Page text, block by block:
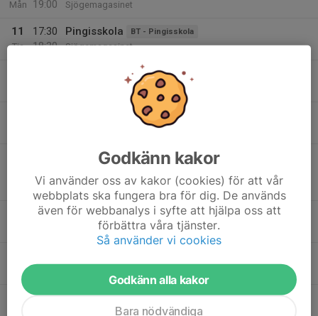
Mån 19:00 Sjögemagasinet
11
Tis
17:30
18:30
Pingisskola BT - Pingisskola
Sjögemagasinet
BT - Träningsgrupp
Sjögemagasinet
Pingisträning silver BT - Träningsgrupp
Pingisträning silver - torsdag
Sjögemagasinet
18:30
Pingisträning guld BT - Träningsgrupp
Sjögemagasinet
Godkänn kakor
Vi använder oss av kakor (cookies) för att vår
webbplats ska fungera bra för dig. De används
även för webbanalys i syfte att hjälpa oss att
förbättra våra tjänster.
Så använder vi cookies
Godkänn alla kakor
Bara nödvändiga